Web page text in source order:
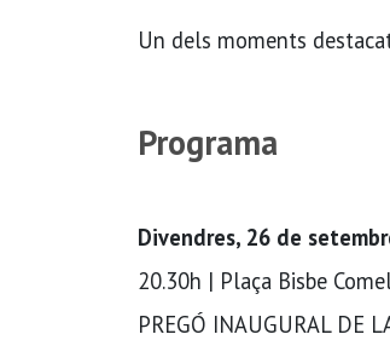
Un dels moments
Programa
Divendres, 26 de
20.30h | Plaça Bisbe
PREGÓ INAUGURAL DE